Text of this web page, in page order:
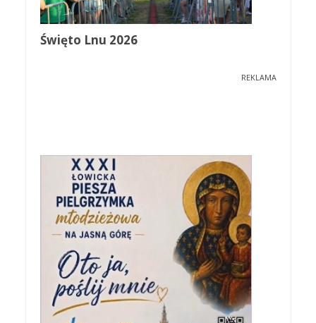
Święto Lnu 2026
REKLAMA